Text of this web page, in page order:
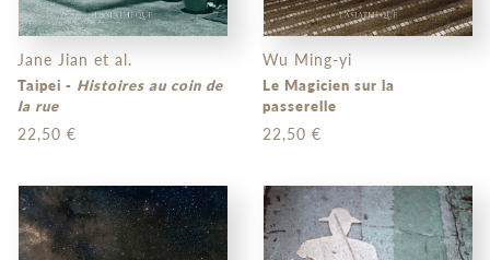
Jane Jian et al.
Taipei - Histoires au coin de
la rue
22,50 €
Wu Ming-yi
Le Magicien sur la
passerelle
22,50 €